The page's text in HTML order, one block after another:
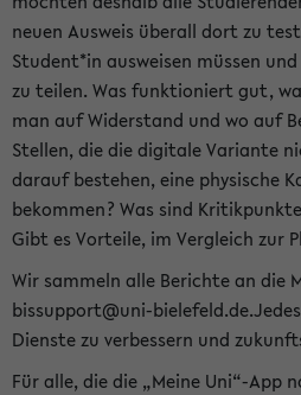
neuen Ausweis überall dort zu
Student*in ausweisen müssen
zu teilen. Was funktioniert gut,
man auf Widerstand und wo auf
Stellen, die die digitale Variante
darauf bestehen, eine physische
bekommen? Was sind
Gibt es Vorteile, im Vergleich zur
Wir sammeln alle Berichte an die
bissupport@uni-
Dienste zu verbessern und
Für alle, die die „Meine Uni“-App